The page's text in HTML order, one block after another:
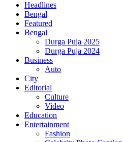
Headlines
Bengal
Featured
Bengal
Durga Puja 2025
Durga Puja 2024
Business
Auto
City
Editorial
Culture
Video
Education
Entertainment
Fashion